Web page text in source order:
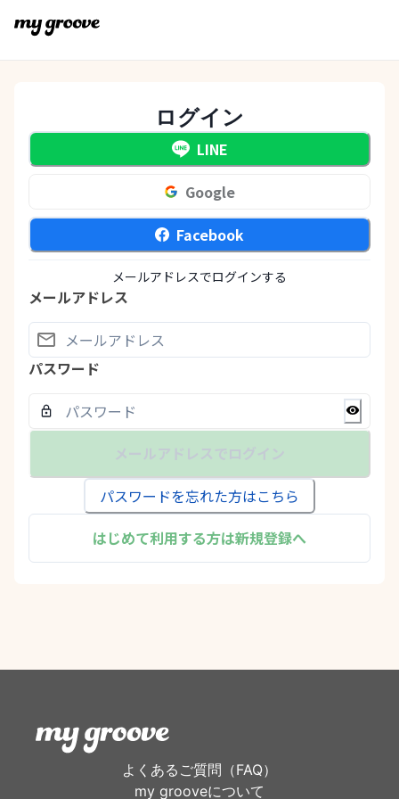
ログイン
LINE
Google
Facebook
メールアドレスでログインする
メールアドレス
パスワード
メールアドレスでログイン
パスワードを忘れた方はこちら
はじめて利用する方は新規登録へ
よくあるご質問（FAQ）
my grooveについて